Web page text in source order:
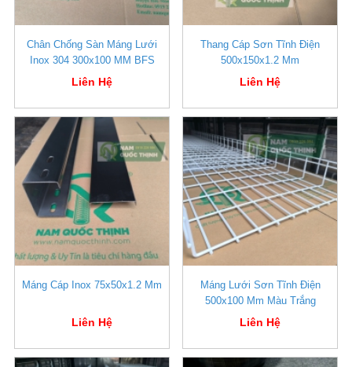
Chân Chống Sàn Máng Lưới
Inox 304 300x100 MM BFS
Liên Hệ
Thang Cáp Sơn Tĩnh Điện
500x150x1.2 Mm
Liên Hệ
Máng Cáp Inox 75x50x1.2 Mm
Liên Hệ
Máng Lưới Sơn Tĩnh Điện
500x100 Mm Màu Trắng
Liên Hệ